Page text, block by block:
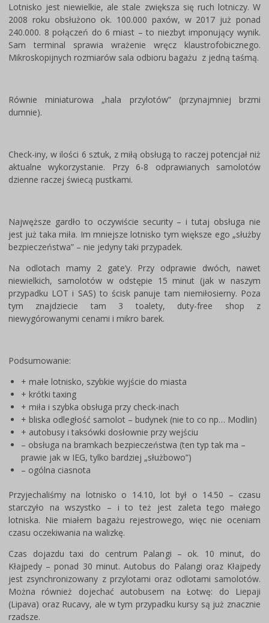
Lotnisko jest niewielkie, ale stale zwiększa się ruch lotniczy. W
2008 roku obsłużono ok. 100.000 paxów, w 2017 już ponad
240.000. 8 połączeń do 6 miast – to niezbyt imponujący wynik.
Sam terminal sprawia wrażenie wręcz klaustrofobicznego.
Mikroskopijnych rozmiarów sala odbioru bagażu z jedną taśmą.
Równie miniaturowa „hala przylotów” (przynajmniej brzmi
dumnie).
Check-iny, w ilości 6 sztuk, z miłą obsługą to raczej potencjał niż
aktualne wykorzystanie. Przy 6-8 odprawianych samolotów
dzienne raczej świecą pustkami.
Najwęższe gardło to oczywiście security – i tutaj obsługa nie
jest już taka miła. Im mniejsze lotnisko tym większe ego „służby
bezpieczeństwa” – nie jedyny taki przypadek.
Na odlotach mamy 2 gate’y. Przy odprawie dwóch, nawet
niewielkich, samolotów w odstępie 15 minut (jak w naszym
przypadku LOT i SAS) to ścisk panuje tam niemiłosierny. Poza
tym znajdziecie tam 3 toalety, duty-free shop z
niewygórowanymi cenami i mikro barek.
Podsumowanie:
+ małe lotnisko, szybkie wyjście do miasta
+ krótki taxing
+ miła i szybka obsługa przy check-inach
+ bliska odległość samolot – budynek (nie to co np… Modlin)
+ autobusy i taksówki dosłownie przy wejściu
– obsługa na bramkach bezpieczeństwa (ten typ tak ma –
prawie jak w IEG, tylko bardziej „służbowo”)
– ogólna ciasnota
Przyjechaliśmy na lotnisko o 14.10, lot był o 14.50 – czasu
starczyło na wszystko – i to też jest zaleta tego małego
lotniska. Nie miałem bagażu rejestrowego, więc nie oceniam
czasu oczekiwania na walizkę.
Czas dojazdu taxi do centrum Palangi – ok. 10 minut, do
Kłajpedy – ponad 30 minut. Autobus do Palangi oraz Kłajpedy
jest zsynchronizowany z przylotami oraz odlotami samolotów.
Można również dojechać autobusem na Łotwę: do Liepaji
(Lipava) oraz Rucavy, ale w tym przypadku kursy są już znacznie
rzadsze.